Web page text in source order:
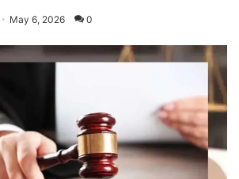
May 6, 2026 0